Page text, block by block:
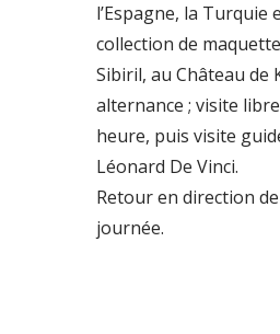
l’Espagne, la Turquie
collection de
Sibiril, au Château de
alternance ; visite
heure, puis visite
Léonard De Vinci.
Retour en direction
journée.